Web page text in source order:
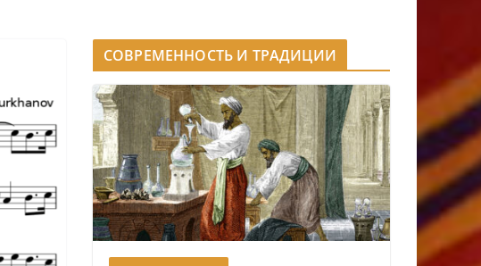
СОВРЕМЕННОСТЬ И ТРАДИЦИИ